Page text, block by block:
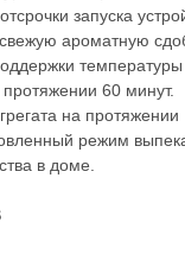
запуска
ароматную
температуры
60 минут.
на протяжении
режим
в доме.